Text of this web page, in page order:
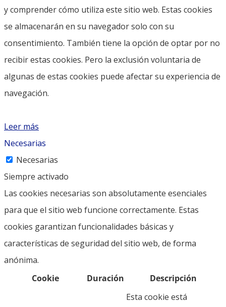
y comprender cómo utiliza este sitio web. Estas cookies
se almacenarán en su navegador solo con su
consentimiento. También tiene la opción de optar por no
recibir estas cookies. Pero la exclusión voluntaria de
algunas de estas cookies puede afectar su experiencia de
navegación.
Leer más
Necesarias
Necesarias
Siempre activado
Las cookies necesarias son absolutamente esenciales
para que el sitio web funcione correctamente. Estas
cookies garantizan funcionalidades básicas y
características de seguridad del sitio web, de forma
anónima.
Cookie
Duración Descripción
Esta cookie está